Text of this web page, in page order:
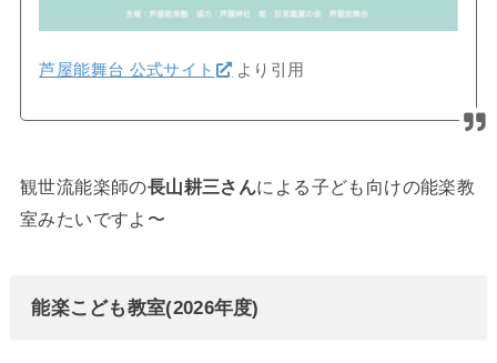
芦屋能舞台 公式サイト より引用
観世流能楽師の長山耕三さんによる子ども向けの能楽教
室みたいですよ〜
能楽こども教室(2026年度)